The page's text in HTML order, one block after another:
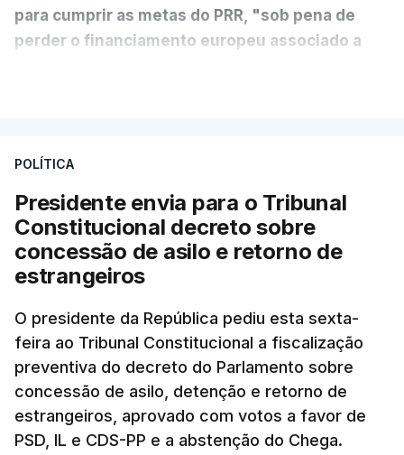
para cumprir as metas do PRR, "sob pena de
perder o financiamento europeu associado a
sistema mais simples, mais justo e transparente".
"Sempre que seja possível reduzir burocracias,
eliminar sobreposições e garantir que os apoios
chegam a quem mais necessita, estaremos a dar
um passo na direção certa", argumenta o
Presidente da República.
Assegurar que "ninguém é
prejudicado"
POLÍTICA
Presidente envia para o Tribunal
Constitucional decreto sobre
concessão de asilo e retorno de
estrangeiros
O presidente da República pediu esta sexta-
feira ao Tribunal Constitucional a fiscalização
preventiva do decreto do Parlamento sobre
concessão de asilo, detenção e retorno de
estrangeiros, aprovado com votos a favor de
PSD, IL e CDS-PP e a abstenção do Chega.